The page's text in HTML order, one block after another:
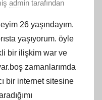
admin tarafından
26 yaşındayım.
yaşıyorum. öyle
bir ilişkim war ve
zamanlarımda
bir internet sitesine